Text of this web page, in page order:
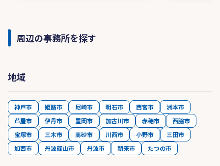
周辺の事務所を探す
地域
神戸市 姫路市 尼崎市 明石市 西宮市
洲本市
芦屋市
伊丹市 豊岡市 加古川市 赤穂市
西脇市
宝塚市
三木市 高砂市 川西市 小野市
三田市
加西市
丹波篠山市 丹波市 朝来市 たつの市